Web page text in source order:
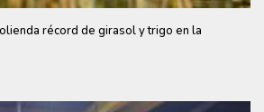
récord de girasol y trigo en la